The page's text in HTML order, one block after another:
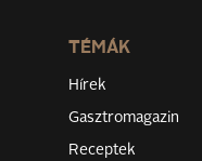
TÉMÁK
Hírek
Gasztromagazin
Receptek